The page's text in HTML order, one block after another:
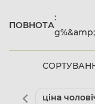
ПОВНОТА
:
ціна